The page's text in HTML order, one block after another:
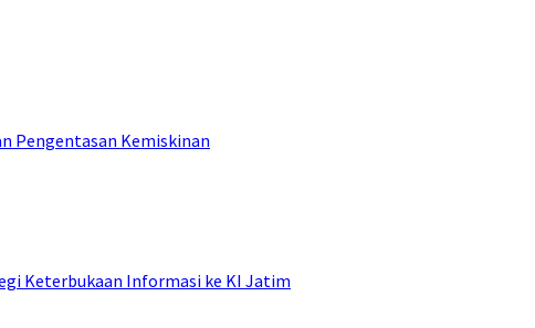
Pengentasan Kemiskinan
Keterbukaan Informasi ke KI Jatim